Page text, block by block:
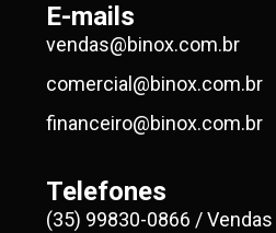
E-mails
vendas@binox.com.br
comercial@binox.com.br
financeiro@binox.com.br
Telefones
(35) 99830-0866 / Vendas